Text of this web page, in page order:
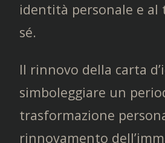
identità personale e al
sé.
Il rinnovo della carta
simboleggiare un
trasformazione
rinnovamento